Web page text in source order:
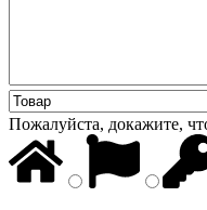
Пожалуйста, докажите,